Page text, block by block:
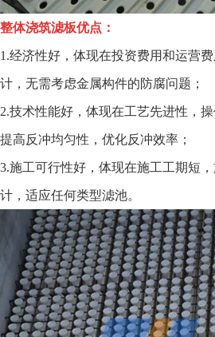
整体浇筑滤板优点 ：
1.经济性好，体现在投资费用和运营
计，无需考虑金属构件的防腐问题；
2.技术性能好，体现在工艺先进性，
提高反冲均匀性，优化反冲效率；
3.施工可行性好，体现在施工工期短
计，适应任何类型滤池。